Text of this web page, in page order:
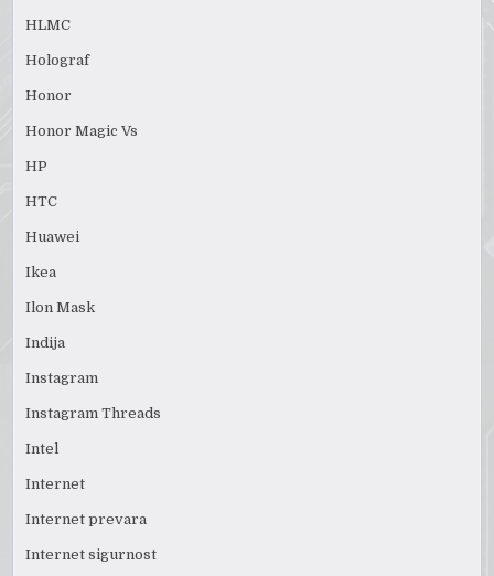
HLMC
Holograf
Honor
Honor Magic Vs
HP
HTC
Huawei
Ikea
Ilon Mask
Indija
Instagram
Instagram Threads
Intel
Internet
Internet prevara
Internet sigurnost